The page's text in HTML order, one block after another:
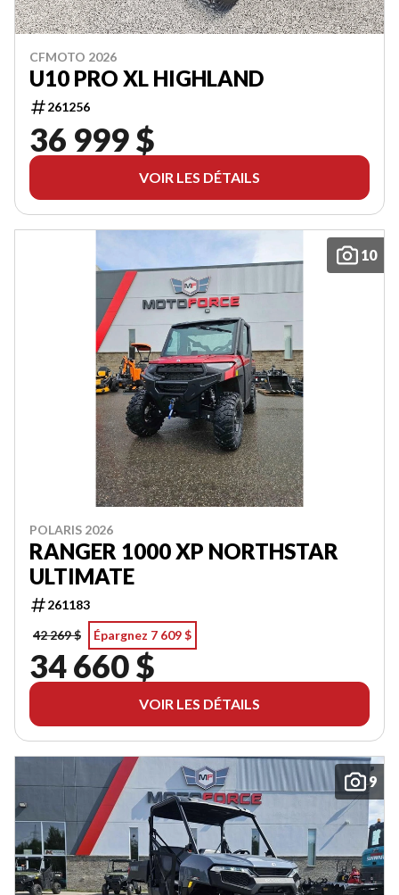
CFMOTO 2026
U10 PRO XL HIGHLAND
261256
36 999 $
VOIR LES DÉTAILS
10
POLARIS 2026
RANGER 1000 XP NORTHSTAR
ULTIMATE
261183
42 269 $
Épargnez 7 609 $
34 660 $
VOIR LES DÉTAILS
9